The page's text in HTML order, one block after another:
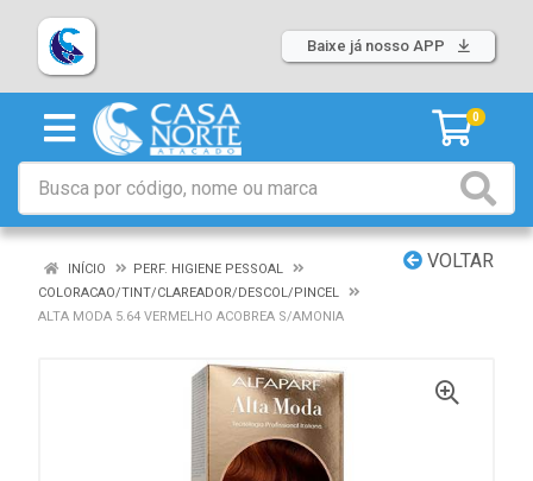
Baixe já nosso APP
0
VOLTAR
INÍCIO
PERF. HIGIENE PESSOAL
COLORACAO/TINT/CLAREADOR/DESCOL/PINCEL
ALTA MODA 5.64 VERMELHO ACOBREA S/AMONIA